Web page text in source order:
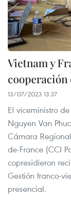
Vietnam y
cooperación
13/07/2023 13:37
El viceministro
Nguyen Van
Cámara
de-France (CCI
copresidieron
Gestión franco-
presencial.